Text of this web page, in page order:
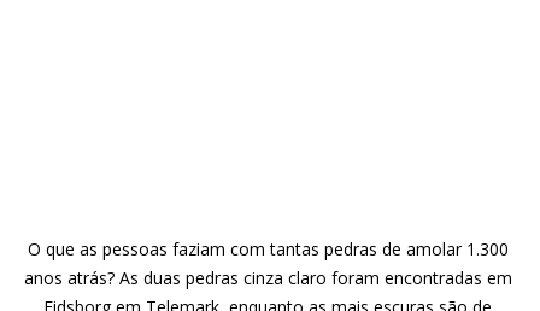
O que as pessoas faziam com tantas pedras de amolar 1.300
anos atrás? As duas pedras cinza claro foram encontradas em